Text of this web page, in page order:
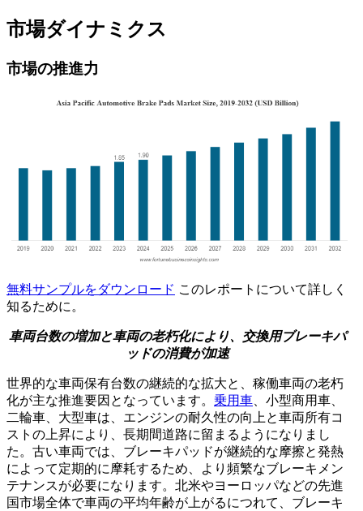
市場ダイナミクス
市場の推進力
無料サンプルをダウンロード このレポートについて詳しく
知るために。
車両台数の増加と車両の老朽化により、交換用ブレーキパ
ッドの消費が加速
世界的な車両保有台数の継続的な拡大と、稼働車両の老朽
化が主な推進要因となっています。 乗用車、小型商用車、
二輪車、大型車は、エンジンの耐久性の向上と車両所有コ
ストの上昇により、長期間道路に留まるようになりまし
た。古い車両では、ブレーキパッドが継続的な摩擦と発熱
によって定期的に摩耗するため、より頻繁なブレーキメン
テナンスが必要になります。北米やヨーロッパなどの先進
国市場全体で車両の平均年齢が上がるにつれて、ブレーキ